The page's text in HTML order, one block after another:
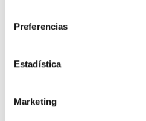
Preferencias
Estadística
Marketing
Décapants
Repair And Rework